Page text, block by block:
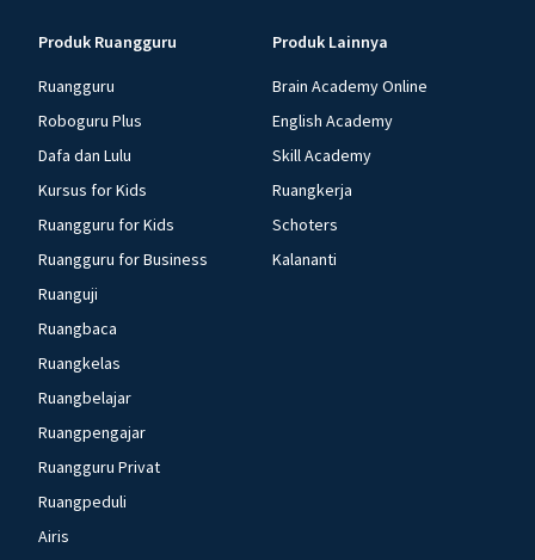
Produk Ruangguru
Ruangguru
Roboguru Plus
Dafa dan Lulu
Kursus for Kids
Ruangguru for Kids
Ruangguru for Business
Ruanguji
Ruangbaca
Ruangkelas
Ruangbelajar
Ruangpengajar
Ruangguru Privat
Ruangpeduli
Airis
Produk Lainnya
Brain Academy Online
English Academy
Skill Academy
Ruangkerja
Schoters
Kalananti